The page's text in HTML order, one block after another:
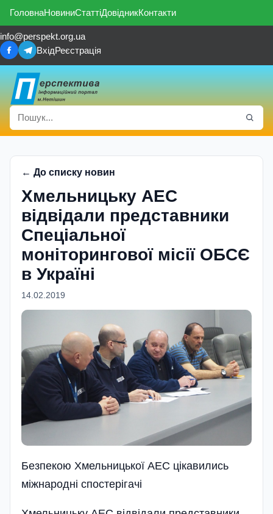
ГоловнаНовиниСтаттіДовідникКонтакти
info@perspekt.org.ua
ВхідРеєстрація
← До списку новин
Хмельницьку АЕС
відвідали представники
Спеціальної
моніторингової місії ОБСЄ
в Україні
14.02.2019
Безпекою Хмельницької АЕС цiкавились
мiжнароднi спостерiгачi